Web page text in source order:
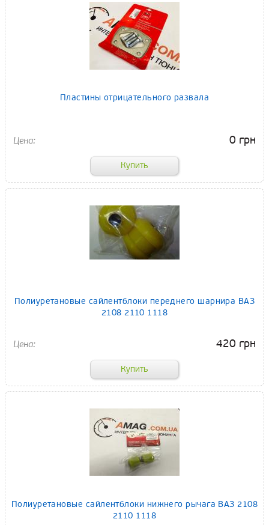
Пластины отрицательного развала
0 грн
Полиуретановые сайлентблоки переднего шарнира ВАЗ
2108 2110 1118
420 грн
Полиуретановые сайлентблоки нижнего рычага ВАЗ 2108
2110 1118